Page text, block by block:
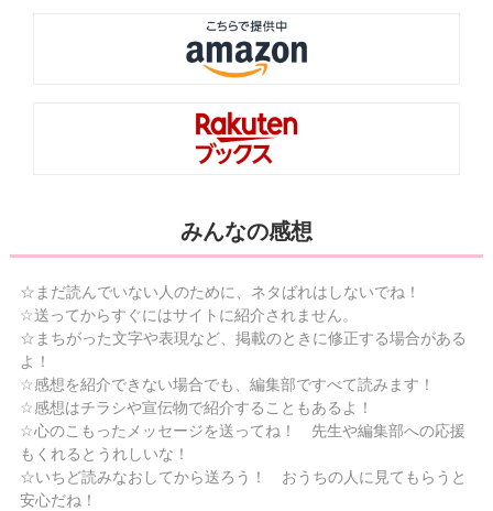
みんなの感想
☆まだ読んでいない人のために、ネタばれはしないでね！
☆送ってからすぐにはサイトに紹介されません。
☆まちがった文字や表現など、掲載のときに修正する場合がある
よ！
☆感想を紹介できない場合でも、編集部ですべて読みます！
☆感想はチラシや宣伝物で紹介することもあるよ！
☆心のこもったメッセージを送ってね！ 先生や編集部への応援
もくれるとうれしいな！
☆いちど読みなおしてから送ろう！ おうちの人に見てもらうと
安心だね！